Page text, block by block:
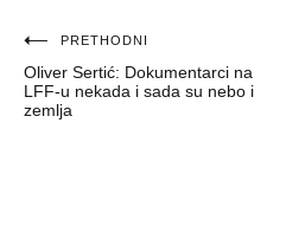
Navigacija
objava
PRETHODNI
Oliver Sertić: Dokumentarci na
LFF-u nekada i sada su nebo i
zemlja